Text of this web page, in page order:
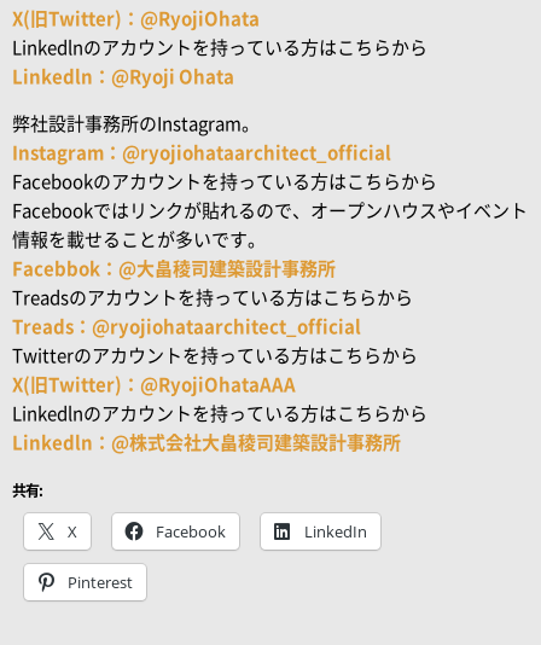
X(旧Twitter)：@RyojiOhata
Linkedlnのアカウントを持っている方はこちらから
Linkedln：@Ryoji Ohata
弊社設計事務所のInstagram。
Instagram：@ryojiohataarchitect_official
Facebookのアカウントを持っている方はこちらから
Facebookではリンクが貼れるので、オープンハウスやイベント
情報を載せることが多いです。
Facebbok：@大畠稜司建築設計事務所
Treadsのアカウントを持っている方はこちらから
Treads：@ryojiohataarchitect_official
Twitterのアカウントを持っている方はこちらから
X(旧Twitter)：@RyojiOhataAAA
Linkedlnのアカウントを持っている方はこちらから
Linkedln：@株式会社大畠稜司建築設計事務所
共有:
X Facebook LinkedIn
Pinterest